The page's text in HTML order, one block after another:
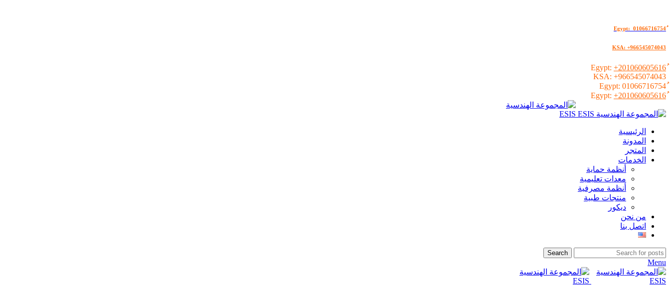
KSA: +966545074043
+201060605616
KSA: +966545074043
01066716754
+201060605616
الرئيسية
المدونة
المتجر
الخدمات
أنظمة حماية
معدات تعليمية
أنظمة مصرفية
منتجات طبية
ديكور
من نحن
اتصل بنا
Search
Menu